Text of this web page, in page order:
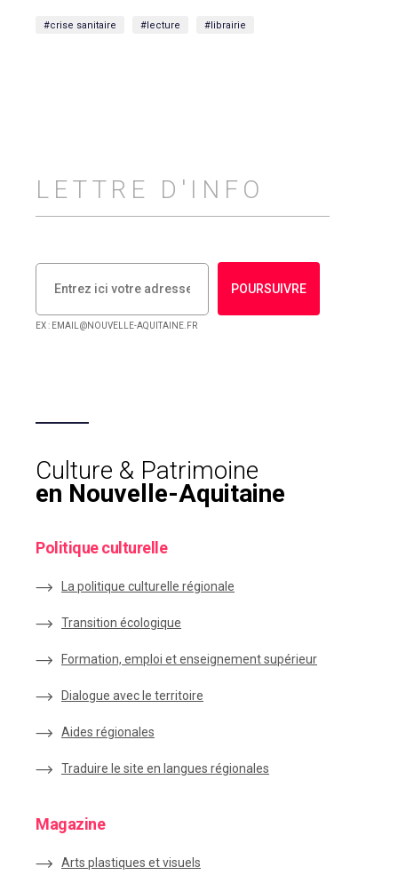
#crise sanitaire #lecture #librairie
LETTRE D'INFO
POURSUIVRE
EX : EMAIL@NOUVELLE-AQUITAINE.FR
Culture & Patrimoine
en Nouvelle-Aquitaine
Politique culturelle
La politique culturelle régionale
Transition écologique
Formation, emploi et enseignement supérieur
Dialogue avec le territoire
Aides régionales
Traduire le site en langues régionales
Magazine
Arts plastiques et visuels